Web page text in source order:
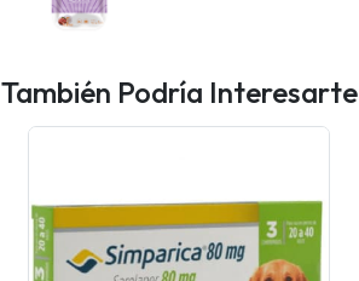
También Podría Interesarte